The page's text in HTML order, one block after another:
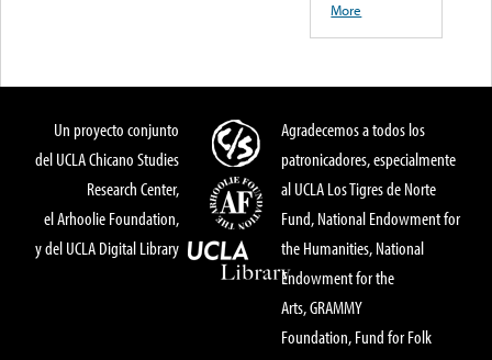
More
Un proyecto conjunto
del UCLA Chicano Studies
Research Center,
el Arhoolie Foundation,
y del UCLA Digital Library
Agradecemos a todos los
patronicadores, especialmente
al UCLA Los Tigres de Norte
Fund, National Endowment for
the Humanities, National
Endowment for the
Arts, GRAMMY
Foundation, Fund for Folk